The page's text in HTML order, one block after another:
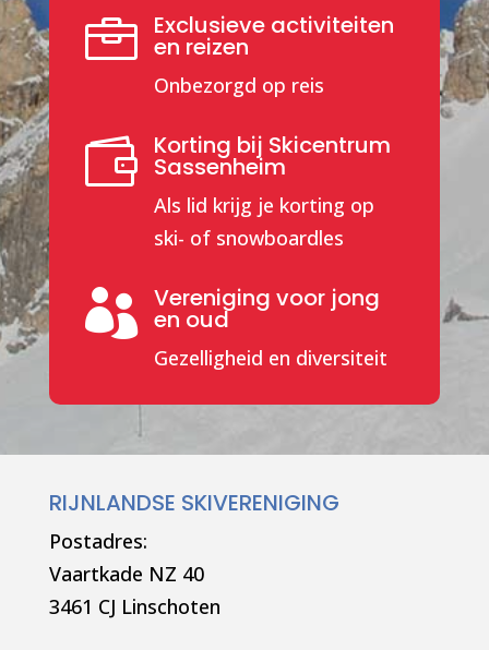
 Exclusieve activiteiten
en reizen
Onbezorgd op reis
 Korting bij Skicentrum
Sassenheim
Als lid krijg je korting op
ski- of snowboardles
 Vereniging voor jong
en oud
Gezelligheid en diversiteit
RIJNLANDSE SKIVERENIGING
Postadres:
Vaartkade NZ 40
3461 CJ Linschoten